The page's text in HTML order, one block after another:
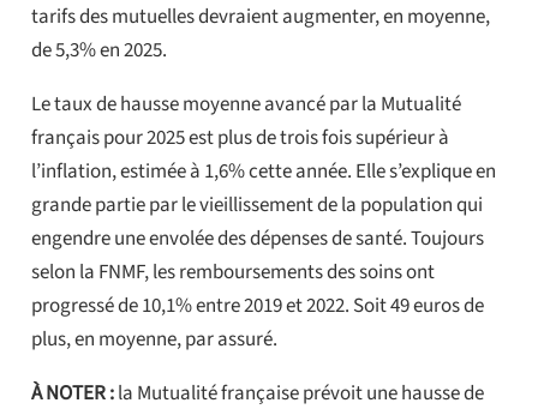
tarifs des mutuelles devraient augmenter, en moyenne,
de 5,3% en 2025.
Le taux de hausse moyenne avancé par la Mutualité
français pour 2025 est plus de trois fois supérieur à
l’inflation, estimée à 1,6% cette année. Elle s’explique en
grande partie par le vieillissement de la population qui
engendre une envolée des dépenses de santé. Toujours
selon la FNMF, les remboursements des soins ont
progressé de 10,1% entre 2019 et 2022. Soit 49 euros de
plus, en moyenne, par assuré.
À NOTER :la Mutualité française prévoit une hausse de